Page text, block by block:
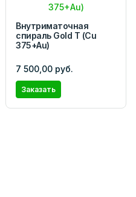
Внутриматочная
спираль Gold T (Cu
375+Au)
7 500,00 руб.
Заказать